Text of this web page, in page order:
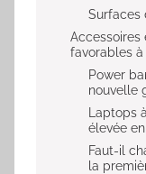
Surfaces
Accessoires
favorables à
Power
nouvelle
Laptops
élevée
Faut-il
la